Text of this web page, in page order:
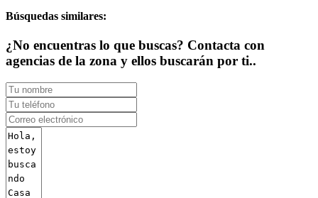
Búsquedas similares:
¿No encuentras lo que buscas? Contacta con
agencias de la zona y ellos buscarán por ti..